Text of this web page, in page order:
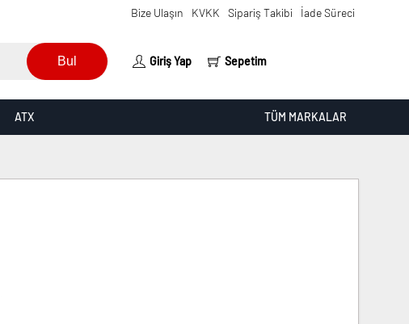
Bize Ulaşın KVKK Sipariş Takibi İade Süreci
Bul Giriş Yap Sepetim
ATX TÜM MARKALAR